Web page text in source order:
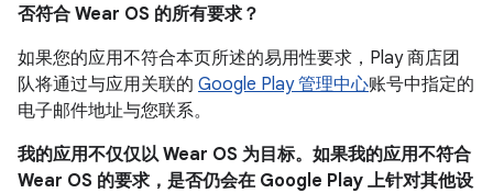
否符合 Wear OS 的所有要求？
如果您的应用不符合本页所述的易用性要求，Play 商店团
队将通过与应用关联的 Google Play 管理中心账号中指定的
电子邮件地址与您联系。
我的应用不仅仅以 Wear OS 为目标。如果我的应用不符合
Wear OS 的要求，是否仍会在 Google Play 上针对其他设